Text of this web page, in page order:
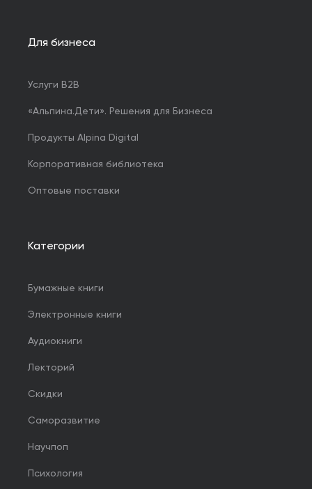
Для бизнеса
Услуги B2B
«Альпина.Дети». Решения для Бизнеса
Продукты Alpina Digital
Корпоративная библиотека
Оптовые поставки
Категории
Бумажные книги
Электронные книги
Аудиокниги
Лекторий
Скидки
Саморазвитие
Научпоп
Психология